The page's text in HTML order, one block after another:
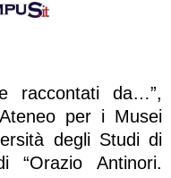
raccontati da…”,
per i Musei
degli Studi di
“Orazio Antinori.